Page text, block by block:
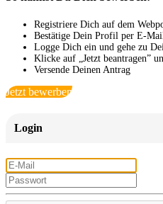
Registriere Dich auf dem
Bestätige Dein Profil per E-
Logge Dich ein und gehe zu
Klicke auf „Jetzt beantragen”
Versende Deinen Antrag
Jetzt bewerben
Login